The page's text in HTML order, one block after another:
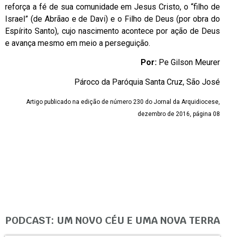
reforça a fé de sua comunidade em Jesus Cristo, o “filho de
Israel” (de Abrãao e de Davi) e o Filho de Deus (por obra do
Espírito Santo), cujo nascimento acontece por ação de Deus
e avança mesmo em meio a perseguição.
Por: Pe Gilson Meurer
Pároco da Paróquia Santa Cruz, São José
Artigo publicado na edição de número 230 do Jornal da Arquidiocese,
dezembro de 2016, página 08
PODCAST: UM NOVO CÉU E UMA NOVA TERRA